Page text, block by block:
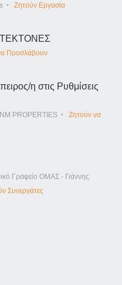
Ζητούν Εργασία
Προσλάβουν
η στις Ρυθμίσεις
NM PROPERTIES
Ζητούν να
Γραφείο ΟΜΑΣ - Γιάννης
Συνεργάτες